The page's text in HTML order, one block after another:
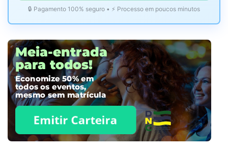
🔒 Pagamento 100% seguro • ⚡ Processo em poucos minutos